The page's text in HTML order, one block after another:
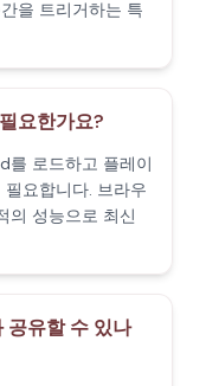
을 트리거하는 특
요한가요?
로드하고 플레이
요합니다. 브라우
의 성능으로 최신
공유할 수 있나